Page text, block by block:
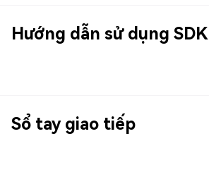
Hướng dẫn sử dụng SDK
Sổ tay giao tiếp